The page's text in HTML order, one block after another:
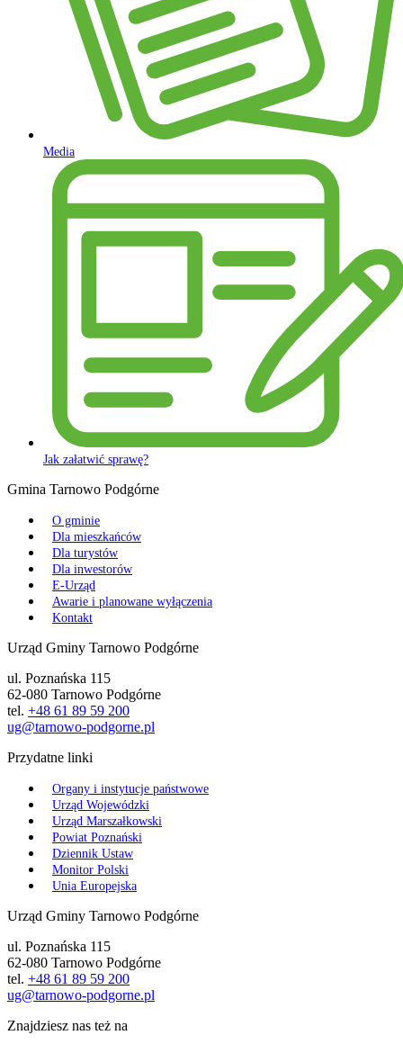
Media
Jak załatwić sprawę?
Gmina Tarnowo Podgórne
O gminie
Dla mieszkańców
Dla turystów
Dla inwestorów
E-Urząd
Awarie i planowane wyłączenia
Kontakt
Urząd Gminy Tarnowo Podgórne
ul. Poznańska 115
62-080 Tarnowo Podgórne
tel. +48 61 89 59 200
ug@tarnowo-podgorne.pl
Przydatne linki
Organy i instytucje państwowe
Urząd Wojewódzki
Urząd Marszałkowski
Powiat Poznański
Dziennik Ustaw
Monitor Polski
Unia Europejska
Urząd Gminy Tarnowo Podgórne
ul. Poznańska 115
62-080 Tarnowo Podgórne
tel. +48 61 89 59 200
ug@tarnowo-podgorne.pl
Znajdziesz nas też na